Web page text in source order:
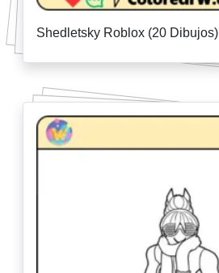
Shedletsky Roblox (20 Dibujos)